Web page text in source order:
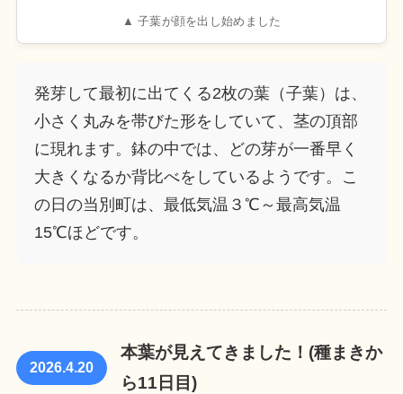
▲ 子葉が顔を出し始めました
発芽して最初に出てくる2枚の葉（子葉）は、
小さく丸みを帯びた形をしていて、茎の頂部
に現れます。鉢の中では、どの芽が一番早く
大きくなるか背比べをしているようです。こ
の日の当別町は、最低気温３℃～最高気温
15℃ほどです。
2026.4.20
本葉が見えてきました！(種まきか
ら11日目)